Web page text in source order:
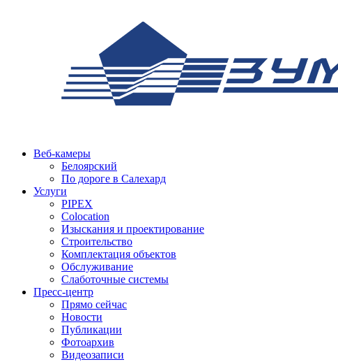
Веб-камеры
Белоярский
По дороге в Салехард
Услуги
PIPEX
Colocation
Изыскания и проектирование
Строительство
Комплектация объектов
Обслуживание
Слаботочные системы
Пресс-центр
Прямо сейчас
Новости
Публикации
Фотоархив
Видеозаписи